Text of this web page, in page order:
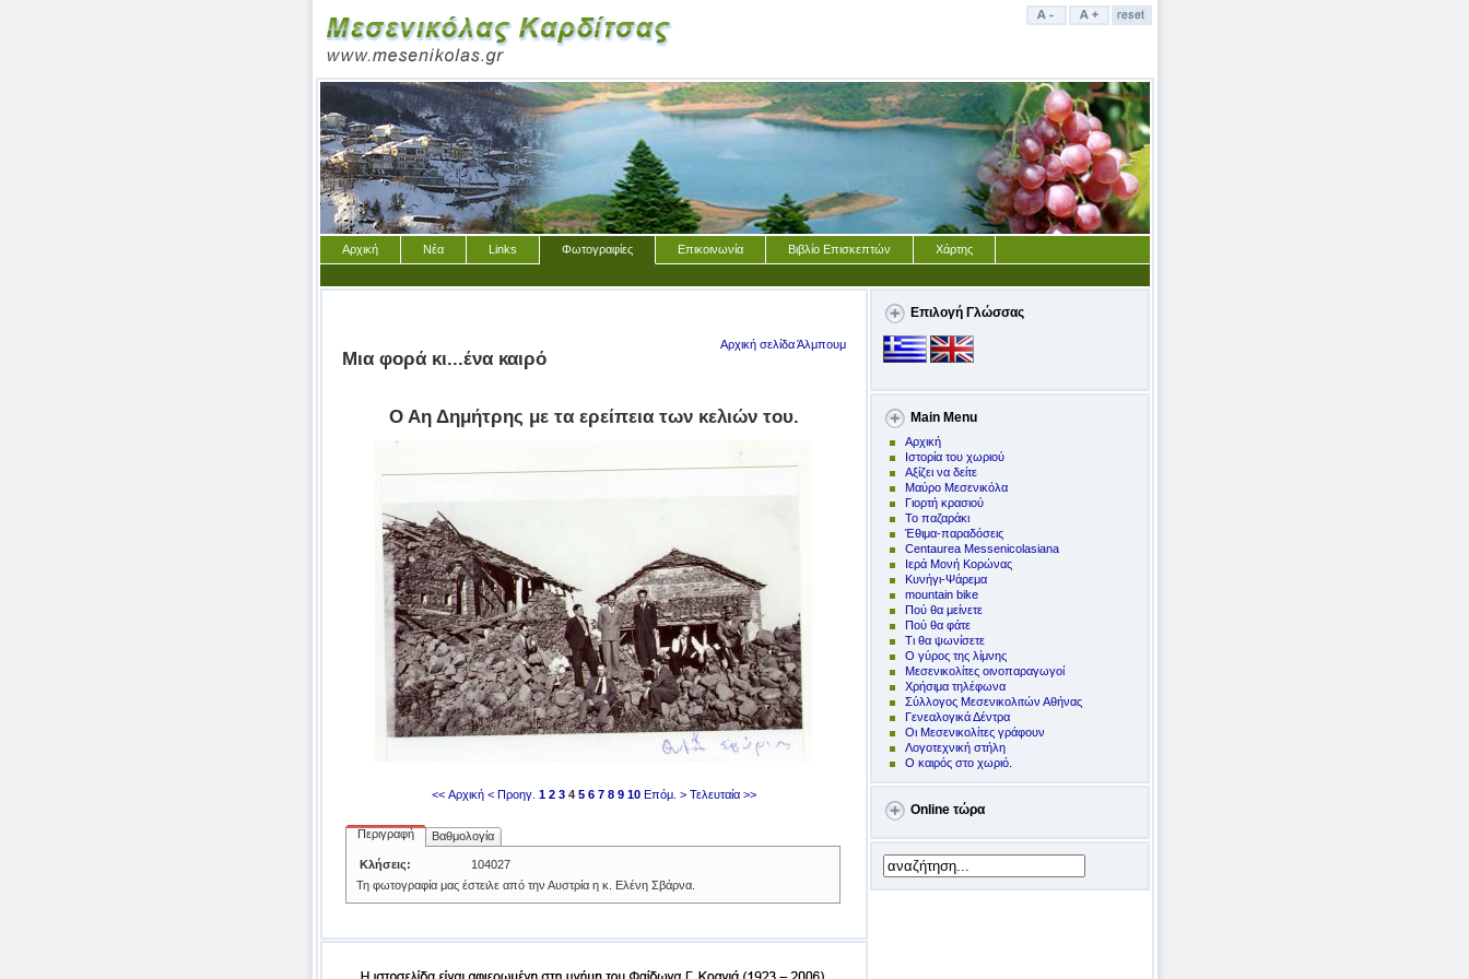
Αρχική Νέα Links Φωτογραφίες Επικοινωνία Βιβλίο Επισκεπτών Χάρτης
Αρχική σελίδα Άλμπουμ
Μια φορά κι...ένα καιρό
Ο Αη Δημήτρης με τα ερείπεια των κελιών του.
<< Αρχική < Προηγ. 1 2 3 4 5 6 7 8 9 10 Επόμ. > Τελευταία >>
Περιγραφή Βαθμολογία
Κλήσεις:
104027
Τη φωτογραφία μας έστειλε από την Αυστρία η κ. Ελένη Σβάρνα.
Επιλογή Γλώσσας
Main Menu
Αρχική
Ιστορία του χωριού
Αξίζει να δείτε
Μαύρο Μεσενικόλα
Γιορτή κρασιού
Το παζαράκι
Έθιμα-παραδόσεις
Centaurea Messenicolasiana
Ιερά Μονή Κορώνας
Kυνήγι-Ψάρεμα
mountain bike
Πoύ θα μείνετε
Πού θα φάτε
Τι θα ψωνίσετε
Ο γύρος της λίμνης
Μεσενικολίτες οινοπαραγωγοί
Χρήσιμα τηλέφωνα
Σύλλογος Μεσενικολιτών Αθήνας
Γενεαλογικά Δέντρα
Οι Μεσενικολίτες γράφουν
Λογοτεχνική στήλη
Ο καιρός στο χωριό.
Online τώρα